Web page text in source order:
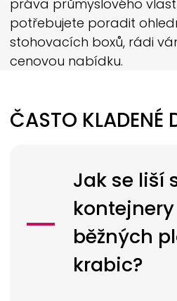
práva průmyslového
potřebujete poradit
stohovacích boxů, rádi
cenovou nabídku.
ČASTO KLADENÉ
Jak se liší
kontejnery
běžných
krabic?